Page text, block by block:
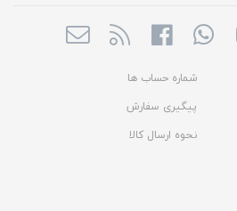
شماره حساب ها
پیگیری سفارش
نحوه ارسال کالا